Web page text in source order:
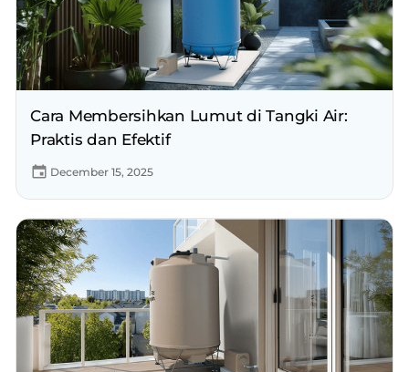
Cara Membersihkan Lumut di Tangki Air:
Praktis dan Efektif
December 15, 2025